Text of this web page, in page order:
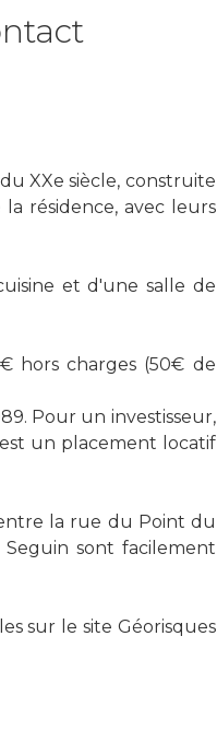
XXe siècle, construite
résidence, avec leurs
et d'une salle de
hors charges (50€ de
Pour un investisseur,
un placement locatif
la rue du Point du
sont facilement
sur le site Géorisques